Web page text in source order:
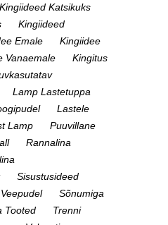
Kingiideed Katsikuks
Kingiideed
Emale
Kingiidee
Vanaemale
Kingitus
Lamp Lastetuppa
Lastele
Lamp
Puuvillane
Rannalina
Sisustusideed
Sõnumiga
Tooted
Trenni